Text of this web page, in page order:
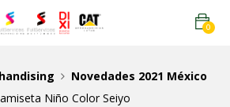
0
Novedades 2021 México
Niño Color Seiyo